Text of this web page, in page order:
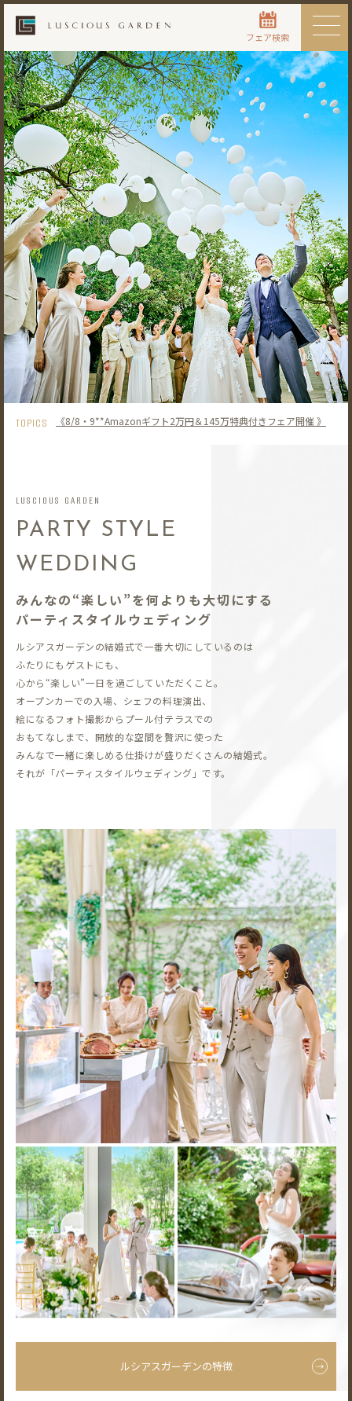
フェア検索
TOPICS 《8/8・9**Amazonギフト2万円＆145万特典付きフェア開催 》
LUSCIOUS GARDEN
PARTY STYLE
WEDDING
みんなの“楽しい”を何よりも大切にする
パーティスタイルウェディング
ルシアスガーデンの結婚式で一番大切にしているのは
ふたりにもゲストにも、
心から“楽しい”一日を過ごしていただくこと。
オープンカーでの入場、シェフの料理演出、
絵になるフォト撮影から プール付テラスでの
おもてなしまで、開放的な空間を贅沢に使った
みんなで一緒に楽しめる仕掛けが盛りだくさんの結婚式。
それが「パーティスタイルウェディング」です。
ルシアスガーデンの特徴